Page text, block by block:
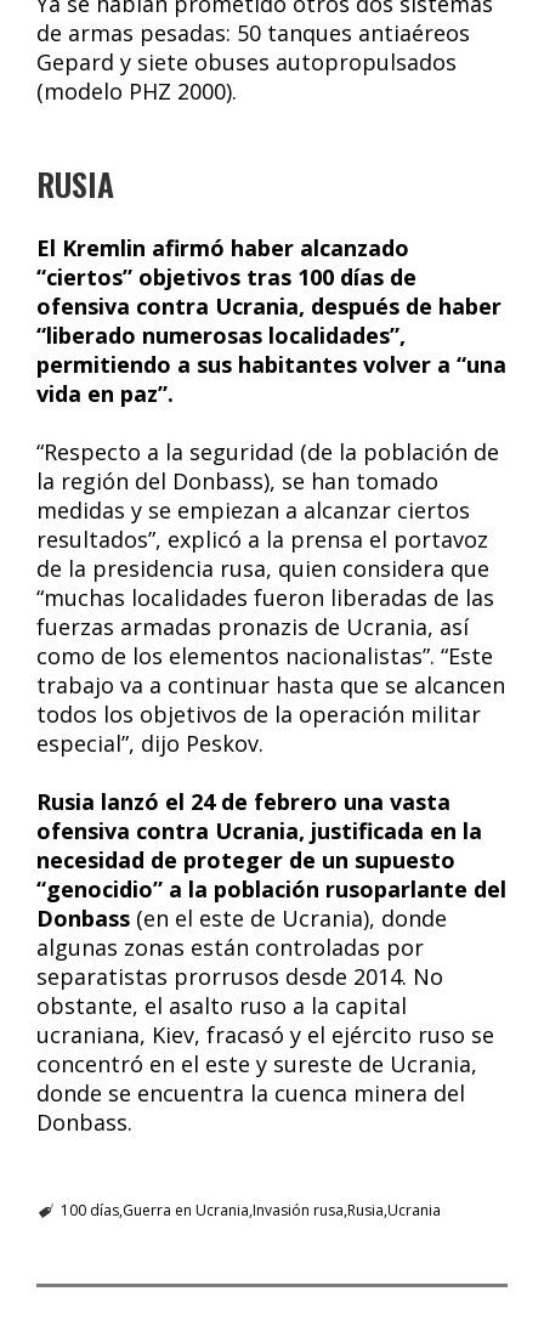
de armas pesadas: 50 tanques antiaéreos
Gepard y siete obuses autopropulsados
(modelo PHZ 2000).
RUSIA
El Kremlin afirmó haber alcanzado
“ciertos” objetivos tras 100 días de
ofensiva contra Ucrania, después de haber
“liberado numerosas localidades”,
permitiendo a sus habitantes volver a “una
vida en paz”.
“Respecto a la seguridad (de la población de
la región del Donbass), se han tomado
medidas y se empiezan a alcanzar ciertos
resultados”, explicó a la prensa el portavoz
de la presidencia rusa, quien considera que
“muchas localidades fueron liberadas de las
fuerzas armadas pronazis de Ucrania, así
como de los elementos nacionalistas”. “Este
trabajo va a continuar hasta que se alcancen
todos los objetivos de la operación militar
especial”, dijo Peskov.
Rusia lanzó el 24 de febrero una vasta
ofensiva contra Ucrania, justificada en la
necesidad de proteger de un supuesto
“genocidio” a la población rusoparlante del
Donbass (en el este de Ucrania), donde
algunas zonas están controladas por
separatistas prorrusos desde 2014. No
obstante, el asalto ruso a la capital
ucraniana, Kiev, fracasó y el ejército ruso se
concentró en el este y sureste de Ucrania,
donde se encuentra la cuenca minera del
Donbass.
100 díasGuerra en Ucrania Invasión rusa Rusia Ucrania